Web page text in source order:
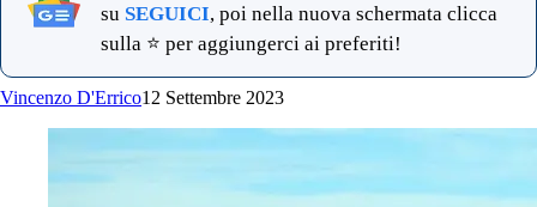
su SEGUICI, poi nella nuova schermata clicca
sulla ⭐ per aggiungerci ai preferiti!
Vincenzo D'Errico12 Settembre 2023